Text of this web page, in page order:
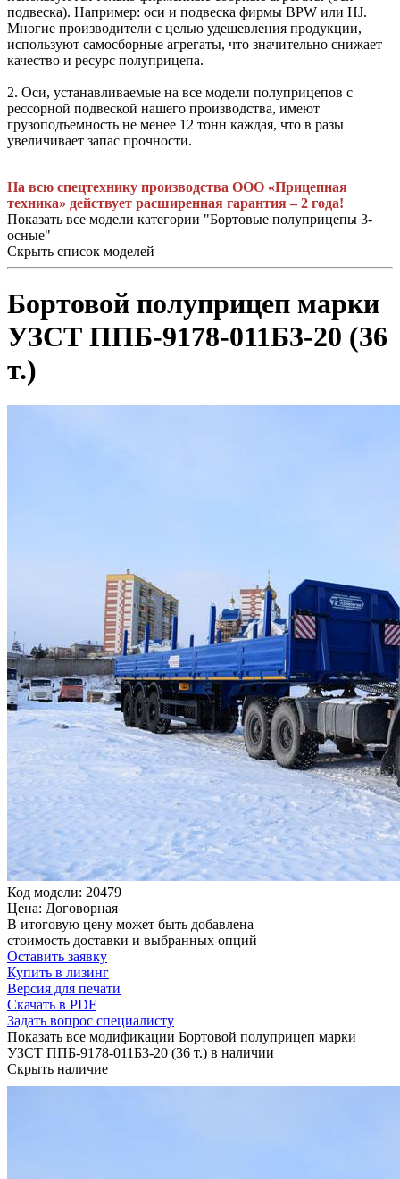
подвеска). Например: оси и подвеска фирмы BPW или HJ.
Многие производители с целью удешевления продукции,
используют самосборные агрегаты, что значительно снижает
качество и ресурс полуприцепа.
2. Оси, устанавливаемые на все модели полуприцепов с
рессорной подвеской нашего производства, имеют
грузоподъемность не менее 12 тонн каждая, что в разы
увеличивает запас прочности.
На всю спецтехнику производства ООО «Прицепная
техника» действует расширенная гарантия – 2 года!
Показать все модели категории "Бортовые полуприцепы 3-
осные"
Скрыть список моделей
Бортовой полуприцеп марки
УЗСТ ППБ-9178-011Б3-20 (36
т.)
Код модели: 20479
Цена: Договорная
В итоговую цену может быть добавлена
стоимость доставки и выбранных опций
Оставить заявку
Купить в лизинг
Версия для печати
Скачать в PDF
Задать вопрос специалисту
Показать все модификации Бортовой полуприцеп марки
УЗСТ ППБ-9178-011Б3-20 (36 т.) в наличии
Скрыть наличие